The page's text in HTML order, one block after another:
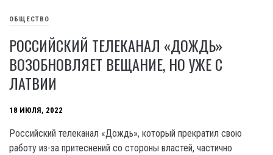
ОБЩЕСТВО
РОССИЙСКИЙ ТЕЛЕКАНАЛ «ДОЖДЬ»
ВОЗОБНОВЛЯЕТ ВЕЩАНИЕ, НО УЖЕ С
ЛАТВИИ
18 ИЮЛЯ, 2022
Российский телеканал «Дождь», который прекратил свою
работу из-за притеснений со стороны властей, частично